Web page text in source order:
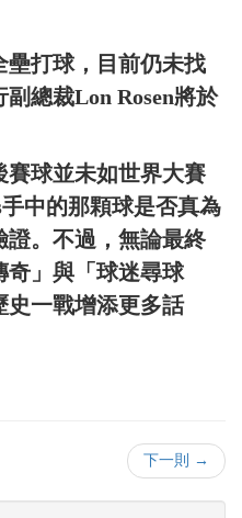
壘打球，目前仍未找
總裁Lon Rosen將於
賽球並未如世界大賽
中的那顆球是否真為
證。不過，無論最終
奇」與「球迷尋球
史一戰增添更多話
下一則 →